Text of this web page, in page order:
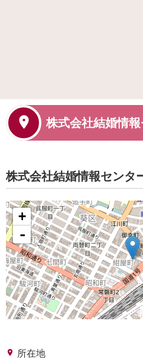
株式会社結婚情
株式会社結婚情報センタ
+
-
place 所在地